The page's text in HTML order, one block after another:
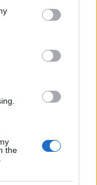
the
kérnek?
laza
az örökölt árnyak
zsenialitása